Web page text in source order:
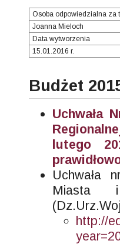
Osoba odpowiedzialna za
Joanna Mieloch
Data wytworzenia
15.01.2016 r.
Budżet
Uchwała
lutego
Uchwała
Miasta
http://